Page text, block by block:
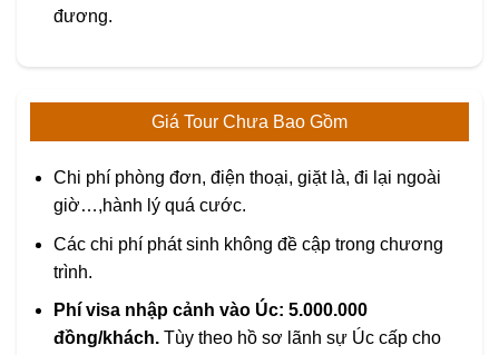
đương.
Giá Tour Chưa Bao Gồm
Chi phí phòng đơn, điện thoại, giặt là, đi lại ngoài
giờ…,hành lý quá cước.
Các chi phí phát sinh không đề cập trong chương
trình.
Phí visa nhập cảnh vào Úc: 5.000.000
đồng/khách.Tùy theo hồ sơ lãnh sự Úc cấp cho